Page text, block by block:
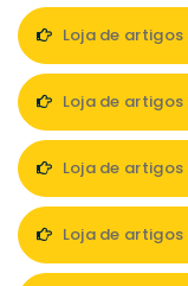
Loja de
Loja de
Loja de
Loja de